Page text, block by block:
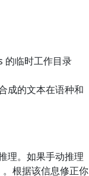
的临时工作目录
成的文本在语种和
理。如果手动推理
。根据该信息修正你